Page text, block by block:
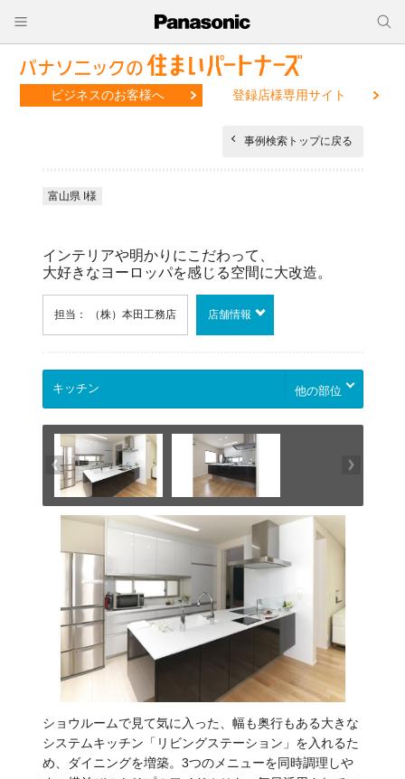
ビジネスのお客様へ 登録店様専用サイト
事例検索トップに戻る
富山県 I様
インテリアや明かりにこだわって、
大好きなヨーロッパを感じる空間に大改造。
担当： （株）本田工務店 店舗情報
他の部位
ショウルームで見て気に入った、幅も奥行もある大きな
システムキッチン「リビングステーション」を入れるた
め、ダイニングを増築。3つのメニューを同時調理しや